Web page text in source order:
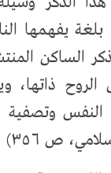
بلغة يفهمها
الساكن
ذاتها،
وتصفية
ص ٣٥٦)